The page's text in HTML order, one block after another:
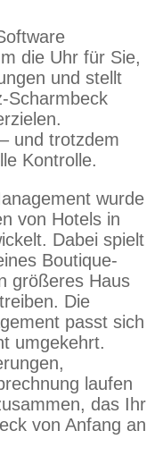
die Uhr für Sie,
und stellt
Scharmbeck
und trotzdem
Kontrolle.
wurde
von Hotels in
Dabei spielt
Boutique-
größeres Haus
Die
passt sich
umgekehrt.
laufen
das Ihr
von Anfang an